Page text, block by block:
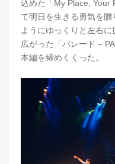
込めた「My Place, Your
て明日を生きる勇気を
ようにゆっくりと左右
広がった「パレード –
本編を締めくくった。